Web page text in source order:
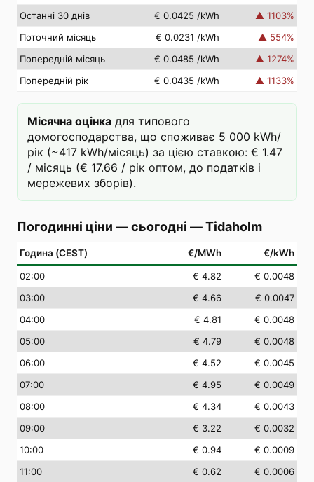
Останні 30 днів
€ 0.0425 /kWh ▲ 1103%
Поточний місяць
€ 0.0231 /kWh ▲ 554%
Попередній місяць
€ 0.0485 /kWh ▲ 1274%
Попередній рік
€ 0.0435 /kWh ▲ 1133%
Місячна оцінка для типового
домогосподарства, що споживає 5 000 kWh/
рік (~417 kWh/місяць) за цією ставкою: € 1.47
/ місяць (€ 17.66 / рік оптом, до податків і
мережевих зборів).
Погодинні ціни — сьогодні —Tidaholm
Година (CEST) €/MWh €/kWh
02:00 € 4.82
€ 0.0048
03:00 € 4.66
€ 0.0047
04:00 € 4.81
€ 0.0048
05:00 € 4.79
€ 0.0048
06:00 € 4.52
€ 0.0045
07:00 € 4.95
€ 0.0049
08:00 € 4.34
€ 0.0043
09:00 € 3.22
€ 0.0032
10:00 € 0.94
€ 0.0009
11:00 € 0.62
€ 0.0006